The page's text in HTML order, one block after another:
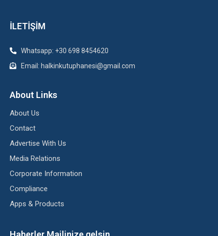
İLETİŞİM
Whatsapp: +30 698 8454620
Email: halkinkutuphanesi@gmail.com
About Links
About Us
Contact
Advertise With Us
Media Relations
Corporate Information
Compliance
Apps & Products